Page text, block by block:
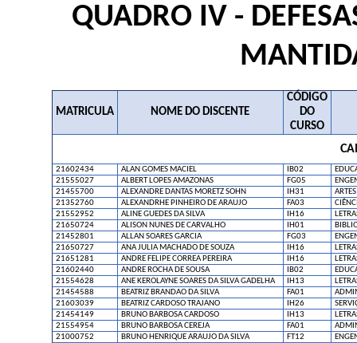
QUADRO IV -
MATRICULA NOME DO DISCENTE
CÓDIGO
DO
CURSO
21602434 ALAN GOMES MACIEL IB02
21555027
ALBERT LOPES AMAZONAS FG05
21455700
ALEXANDRE DANTAS MORETZ SOHN IH31
21352760
ALEXANDRHE PINHEIRO DE ARAUJO FA03
21552952
ALINE GUEDES DA SILVA IH16
21650724
ALISON NUNES DE CARVALHO IH01
21452801
ALLAN SOARES GARCIA FG03
21650727
ANA JULIA MACHADO DE SOUZA IH16
21651281
ANDRE FELIPE CORREA PEREIRA IH16
21602440
ANDRE ROCHA DE SOUSA IB02
21554628
ANE KEROLAYNE SOARES DA SILVA GADELHA IH13
21454588
BEATRIZ BRANDAO DA SILVA FA01
21603039
BEATRIZ CARDOSO TRAJANO IH26
21454149
BRUNO BARBOSA CARDOSO IH13
21554954
BRUNO BARBOSA CEREJA FA01
21000752
BRUNO HENRIQUE ARAUJO DA SILVA FT12